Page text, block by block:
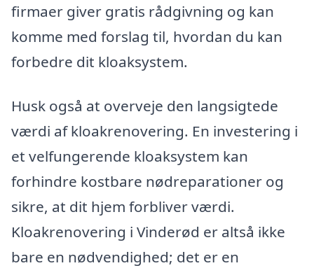
firmaer giver gratis rådgivning og kan
komme med forslag til, hvordan du kan
forbedre dit kloaksystem.
Husk også at overveje den langsigtede
værdi af kloakrenovering. En investering i
et velfungerende kloaksystem kan
forhindre kostbare nødreparationer og
sikre, at dit hjem forbliver værdi.
Kloakrenovering i Vinderød er altså ikke
bare en nødvendighed; det er en